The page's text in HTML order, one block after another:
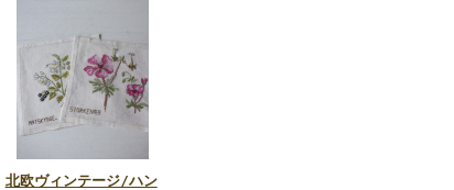
北欧ヴィンテージ/ハン